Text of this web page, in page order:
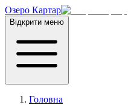
Озеро Картар
Відкрити меню
Головна